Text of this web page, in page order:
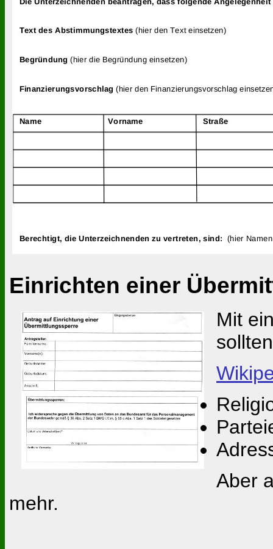
Einrichten einer
Mit
Aber
mehr.